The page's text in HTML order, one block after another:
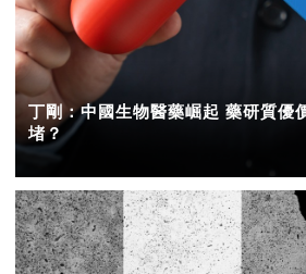
丁剛：中國生物醫藥崛起 藥研質優
堵？